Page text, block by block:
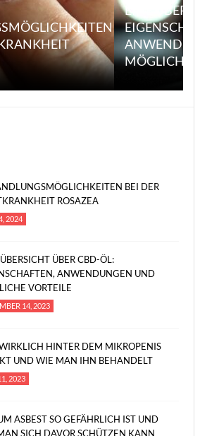
EINE
MÖGLICHE
BEI DER
ROSAZEA
2024
ÜBER CBD-ÖL:
ANWENDUNGEN UND
VORTEILE
14, 2023
HINTER DEM MIKROPENIS
UND WIE MAN IHN BEHANDELT
2023
ASBEST SO GEFÄHRLICH IST UND
SICH DAVOR SCHÜTZEN KANN